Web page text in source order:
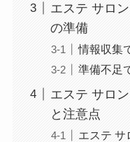
エステ サロ
の準備
情報収集
準備不足
エステ サロ
と注意点
エステ サ